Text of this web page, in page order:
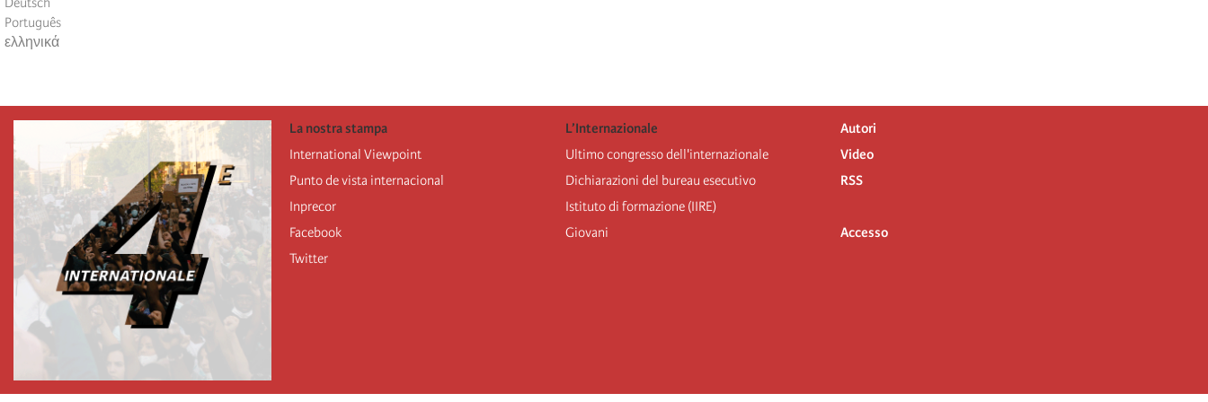
Português
ελληνικά
La nostra stampa
International Viewpoint
Punto de vista internacional
Inprecor
Facebook
Twitter
L’Internazionale
Ultimo congresso dell'internazionale
Dichiarazioni del bureau esecutivo
Istituto di formazione (IIRE)
Giovani
Autori
Video
RSS
Accesso